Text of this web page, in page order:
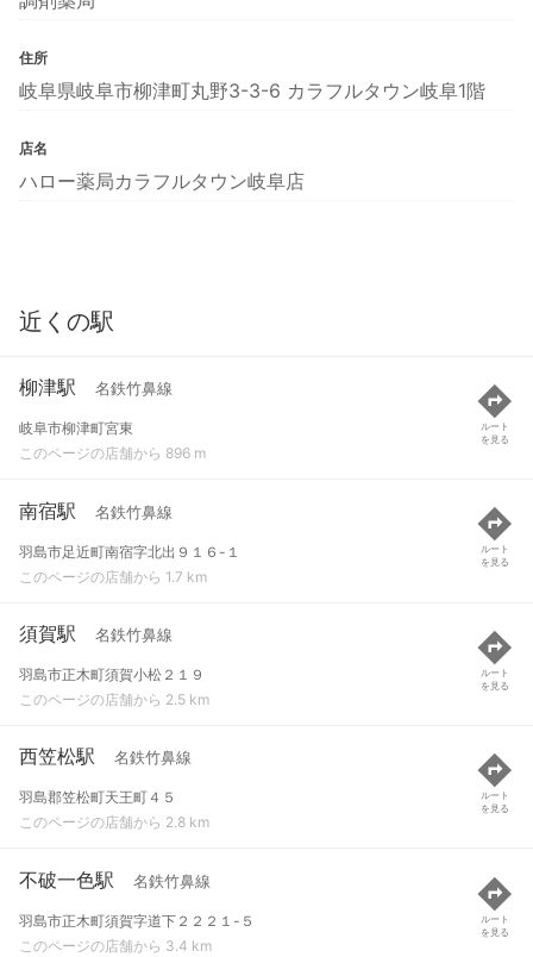
住所
岐阜県岐阜市柳津町丸野3-3-6 カラフルタウン岐阜1階
店名
ハロー薬局カラフルタウン岐阜店
近くの駅
柳津駅 名鉄竹鼻線
岐阜市柳津町宮東
このページの店舗から 896 m
ルート
を見る
南宿駅 名鉄竹鼻線
羽島市足近町南宿字北出９１６-１
このページの店舗から 1.7 km
ルート
を見る
須賀駅 名鉄竹鼻線
羽島市正木町須賀小松２１９
このページの店舗から 2.5 km
ルート
を見る
西笠松駅 名鉄竹鼻線
羽島郡笠松町天王町４５
このページの店舗から 2.8 km
ルート
を見る
不破一色駅 名鉄竹鼻線
羽島市正木町須賀字道下２２２１-５
このページの店舗から 3.4 km
ルート
を見る